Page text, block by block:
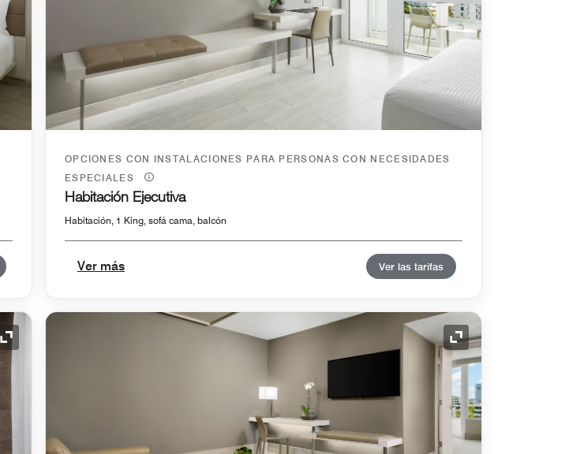
OPCIONES CON INSTALACIONES PARA PERSONAS CON NECESIDADES
ESPECIALES
Habitación Ejecutiva
Habitación, 1 King, sofá cama, balcón
Ver más Ver las tarifas
Icono de expansión Icono de expansión